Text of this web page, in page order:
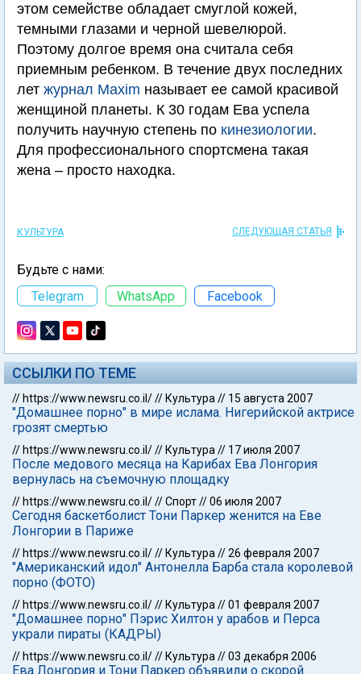
этом семействе обладает смуглой кожей,
темными глазами и черной шевелюрой.
Поэтому долгое время она считала себя
приемным ребенком. В течение двух последних
лет журнал Maxim называет ее самой красивой
женщиной планеты. К 30 годам Ева успела
получить научную степень по кинезиологии.
Для профессионального спортсмена такая
жена – просто находка.
КУЛЬТУРА СЛЕДУЮЩАЯ СТАТЬЯ
Будьте с нами:
Telegram
WhatsApp Facebook
ССЫЛКИ ПО ТЕМЕ
// https://www.newsru.co.il/// Культура // 15 августа 2007
"Домашнее порно" в мире ислама. Нигерийской актрисе
грозят смертью
// https://www.newsru.co.il/// Культура // 17 июля 2007
После медового месяца на Карибах Ева Лонгория
вернулась на съемочную площадку
// https://www.newsru.co.il///Спорт//06 июля 2007
Сегодня баскетболист Тони Паркер женится на Еве
Лонгории в Париже
// https://www.newsru.co.il/// Культура //26 февраля 2007
"Американский идол" Антонелла Барба стала королевой
порно (ФОТО)
// https://www.newsru.co.il/// Культура //01 февраля 2007
"Домашнее порно" Пэрис Хилтон у арабов и Перса
украли пираты (КАДРЫ)
// https://www.newsru.co.il/// Культура //03 декабря 2006
Ева Лонгория и Тони Паркер объявили о скорой